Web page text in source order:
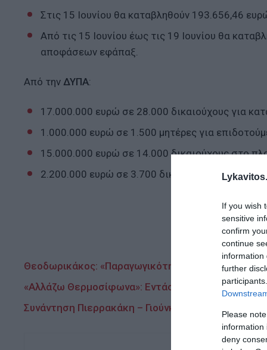
If you wish
sensitive
confirm
continue
information
further
Please
information
deny
Στις 15 Ιουνίου θα καταβληθούν 193.656,46
Από τις 15 Ιουνίου έως τις 19 Ιουνίου θα
αποφάσεων εφάπαξ.
Από την ΔΥΠΑ:
17.000.000 ευρώ σε 28.000 δικαιούχους για
1.000.000 ευρώ σε 1.500 μητέρες για
15.000.000 ευρώ σε 14.000 δικαιούχους στο
2.200.000 ευρώ σε 3.700 δικαιούχους
Θεοδωρικάκος: «Παραγωγικότητα, δημογραφικό,
«Αλλάζω Θερμοσίφωνα»: Εντάσσονται ακόμα
Συνάντηση Πιερρακάκη – Γιούνκερ στο δείπνο